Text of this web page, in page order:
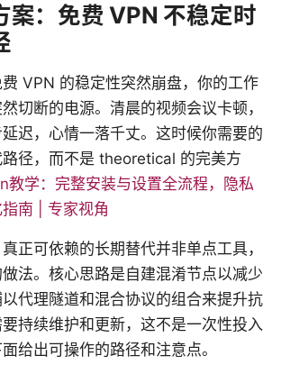
案：免费 VPN 不稳定时
VPN 的稳定性突然崩盘，你的工作
切断的电源。清晨的视频会议卡顿，
迟，心情一落千丈。这时候你需要的
径，而不是 theoretical 的完美方
教学：完整安装与设置全流程，隐私
南 | 专家视角
正可依赖的长期替代并非单点工具，
法。核心思路是自建混淆节点以减少
代理隧道和混合协议的组合来提升抗
持续维护和更新，这不是一次性投入
给出可操作的路径和注意点。